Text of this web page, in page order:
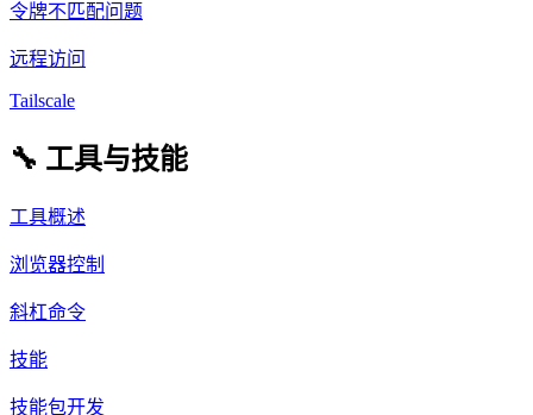
令牌不匹配问题
远程访问
Tailscale
🔧 工具与技能
工具概述
浏览器控制
斜杠命令
技能
技能包开发